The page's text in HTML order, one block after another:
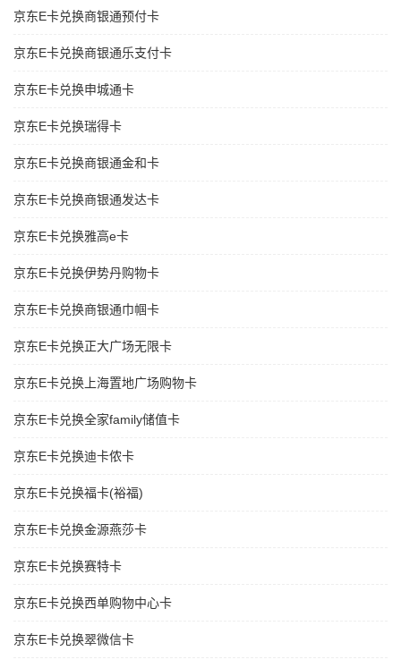
京东E卡兑换商银通预付卡
京东E卡兑换商银通乐支付卡
京东E卡兑换申城通卡
京东E卡兑换瑞得卡
京东E卡兑换商银通金和卡
京东E卡兑换商银通发达卡
京东E卡兑换雅高e卡
京东E卡兑换伊势丹购物卡
京东E卡兑换商银通巾帼卡
京东E卡兑换正大广场无限卡
京东E卡兑换上海置地广场购物卡
京东E卡兑换全家family储值卡
京东E卡兑换迪卡侬卡
京东E卡兑换福卡(裕福)
京东E卡兑换金源燕莎卡
京东E卡兑换赛特卡
京东E卡兑换西单购物中心卡
京东E卡兑换翠微信卡